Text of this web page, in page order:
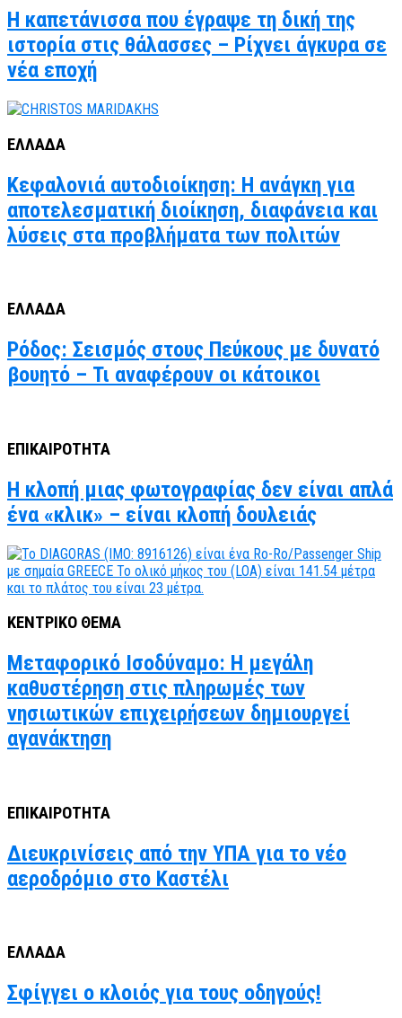
Η καπετάνισσα που έγραψε τη δική της
ιστορία στις θάλασσες – Ρίχνει άγκυρα σε
νέα εποχή
ΕΛΛΑΔΑ
Κεφαλονιά αυτοδιοίκηση: Η ανάγκη για
αποτελεσματική διοίκηση, διαφάνεια και
λύσεις στα προβλήματα των πολιτών
ΕΛΛΑΔΑ
Ρόδος: Σεισμός στους Πεύκους με δυνατό
βουητό – Τι αναφέρουν οι κάτοικοι
ΕΠΙΚΑΙΡΟΤΗΤΑ
Η κλοπή μιας φωτογραφίας δεν είναι απλά
ένα «κλικ» – είναι κλοπή δουλειάς
ΚΕΝΤΡΙΚΟ ΘΕΜΑ
Μεταφορικό Ισοδύναμο: Η μεγάλη
καθυστέρηση στις πληρωμές των
νησιωτικών επιχειρήσεων δημιουργεί
αγανάκτηση
ΕΠΙΚΑΙΡΟΤΗΤΑ
Διευκρινίσεις από την ΥΠΑ για το νέο
αεροδρόμιο στο Καστέλι
ΕΛΛΑΔΑ
Σφίγγει ο κλοιός για τους οδηγούς!